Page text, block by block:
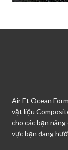
Air Et Ocean
vật liệu
cho các bạn
vực bạn đang